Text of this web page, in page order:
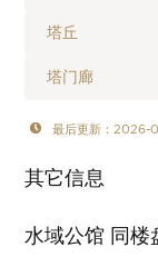
塔丘
塔门廊
最后更新：2026-
其它信息
水域公馆 同楼